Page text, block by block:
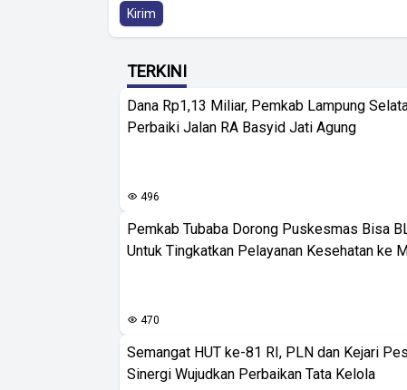
Kirim
TERKINI
Dana Rp1,13 Miliar, Pemkab Lampung
Perbaiki Jalan RA Basyid Jati Agung
496
Pemkab Tubaba Dorong Puskesmas Bisa
Untuk Tingkatkan Pelayanan Kesehatan ke
470
Semangat HUT ke-81 RI, PLN dan Kejari
Sinergi Wujudkan Perbaikan Tata Kelola